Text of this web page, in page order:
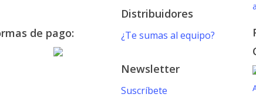
de pago:
Distribuidores
¿Te sumas al equipo?
Newsletter
Suscríbete